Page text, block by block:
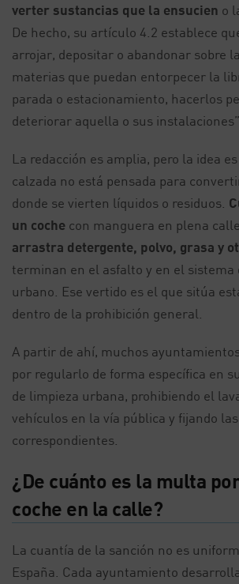
verter sustancias que la ensucien o
De hecho, su artículo 4.2 establece
arrojar, depositar o abandonar sobre
materias que puedan entorpecer la
parada o estacionamiento, hacerlos
deteriorar aquella o sus instalaciones”.
La redacción es amplia, pero la idea
calzada no está pensada para
donde se vierten líquidos o residuos.
un coche con manguera en plena
arrastra detergente, polvo, grasa y
terminan en el asfalto y en el sistema
urbano. Ese vertido es el que sitúa
dentro de la prohibición general.
A partir de ahí, muchos
por regularlo de forma específica en
de limpieza urbana, prohibiendo el
vehículos en la vía pública y fijando
correspondientes.
¿De cuánto es la multa
coche en la calle?
La cuantía de la sanción no es
España. Cada ayuntamiento